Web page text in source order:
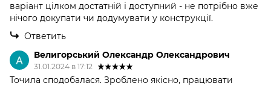
варіант цілком достатній і доступний - не потрібно вже
нічого докупати чи додумувати у конструкції.
Ответить
Велигорський Олександр Олександрович
31.01.2024 в 17:12
Точила сподобалася. Зроблено якісно, працювати